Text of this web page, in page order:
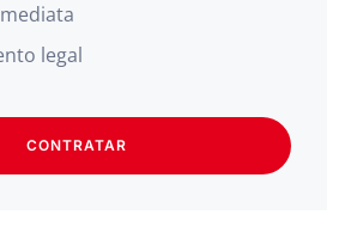
legal
CONTRATAR